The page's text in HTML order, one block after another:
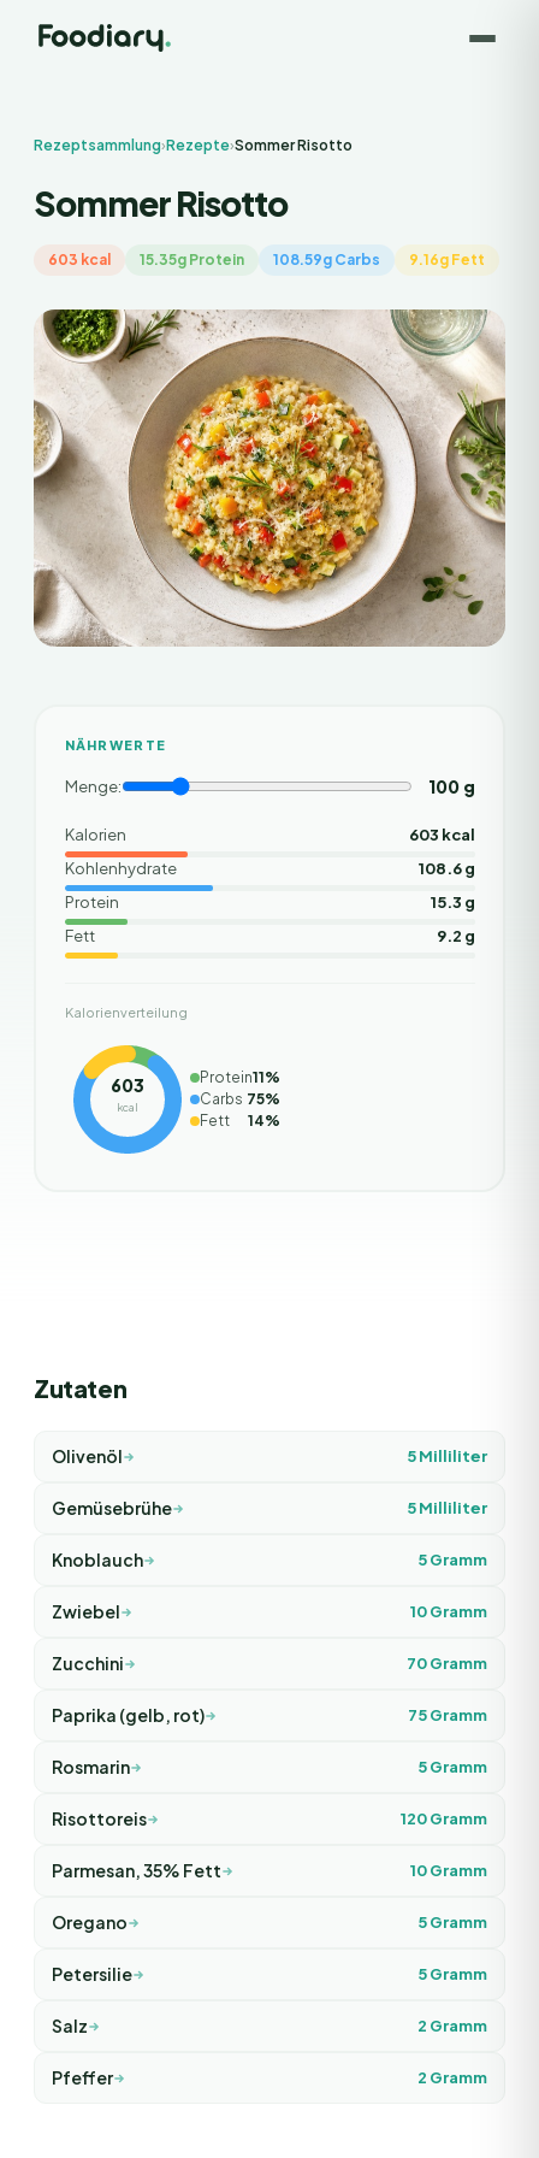
Rezeptsammlung›Rezepte›Sommer Risotto
Sommer Risotto
603 kcal 15.35g Protein 108.59g Carbs 9.16g Fett
NÄHRWERTE
Menge: 100g
Kalorien
603 kcal
Kohlenhydrate
108.6 g
Protein
15.3 g
Fett
9.2 g
Kalorienverteilung
603
kcal
Protein11%
Carbs 75%
Fett
14%
Zutaten
Olivenöl 5Milliliter
Gemüsebrühe 5Milliliter
Knoblauch 5Gramm
Zwiebel 10Gramm
Zucchini 70Gramm
Paprika (gelb, rot) 75Gramm
Rosmarin 5Gramm
Risottoreis 120Gramm
Parmesan, 35% Fett 10Gramm
Oregano 5Gramm
Petersilie 5Gramm
Salz 2 Gramm
Pfeffer 2 Gramm